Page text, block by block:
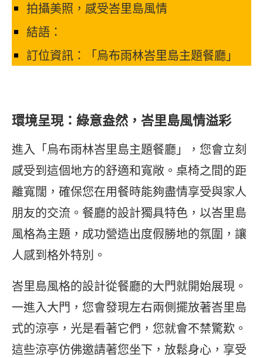
拍攝美照，感受峇里島風情
結語：
訂位資訊：「烏布雨林峇里島主題餐廳」
環境呈現：綠意盎然，峇里島風情溢彩
進入「烏布雨林峇里島主題餐廳」，您會立刻
感受到這個地方的舒適和寬敞。桌椅之間的距
離寬闊，確保您在用餐時能夠盡情享受與家人
朋友的交流。餐廳的設計獨具特色，以峇里島
風格為主題，成功營造出度假勝地的氛圍，讓
人感到格外特別。
峇里島風格的設計從餐廳的大門就開始展現。
一進入大門，您會發現左右兩側擺放著峇里島
式的涼亭，光是看著它們，您就會不禁驚歎。
這些涼亭仿佛邀請著您坐下，放鬆身心，享受